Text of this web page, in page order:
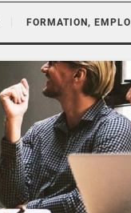
FORMATION, EMPLOI